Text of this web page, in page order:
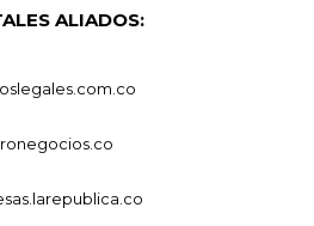
ALIADOS: